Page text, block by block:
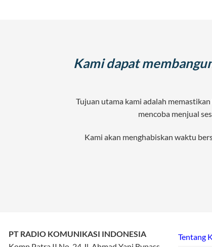
Kami dapat
Tujuan utama kami adalah
mencoba menjual
Kami akan menghabiskan waktu
PT RADIO KOMUNIKASI INDONESIA
Tentang